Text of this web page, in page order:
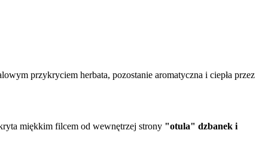
przykryciem herbata, pozostanie aromatyczna i ciepła przez
miękkim filcem od wewnętrzej strony "otula" dzbanek i